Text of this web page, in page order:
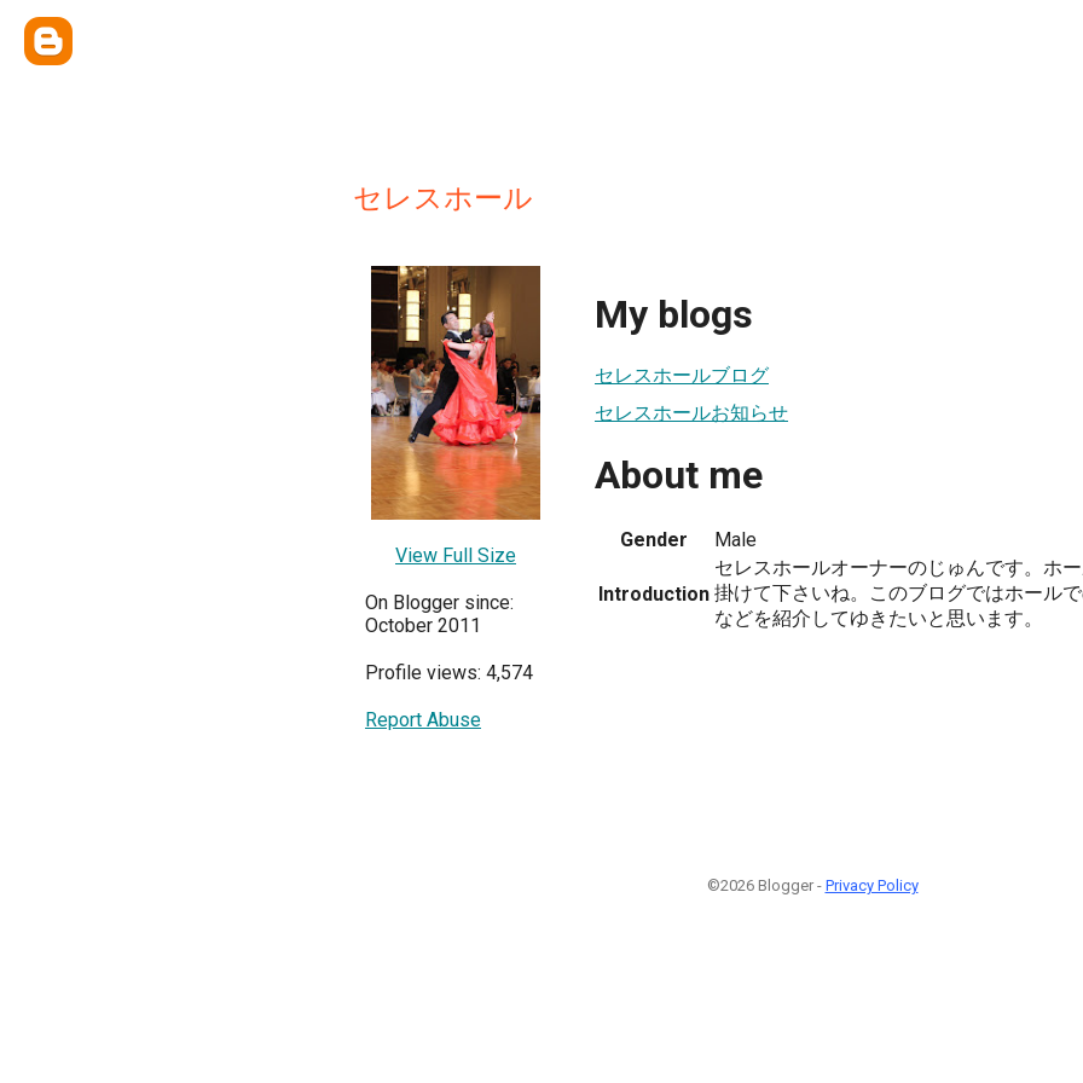
セレスホール
View Full Size
On Blogger since:
October 2011
Profile views: 4,574
Report Abuse
My blogs
セレスホールブログ
セレスホールお知らせ
About me
Gender Male
Introduction
セレスホールオーナーのじゅんです。ホ
掛けて下さいね。このブログではホール
などを紹介してゆきたいと思います。
©2026 Blogger - Privacy Policy